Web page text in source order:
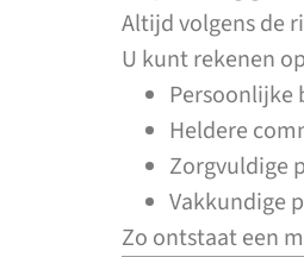
Altijd volgens de
U kunt rekenen
Persoonlijke
Heldere
Zorgvuldige
Vakkundige
Zo ontstaat een